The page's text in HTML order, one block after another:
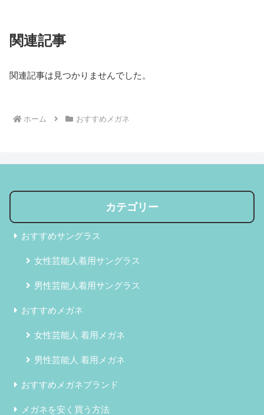
関連記事
関連記事は見つかりませんでした。
ホーム おすすめメガネ
カテゴリー
おすすめサングラス
女性芸能人着用サングラス
男性芸能人着用サングラス
おすすめメガネ
女性芸能人 着用メガネ
男性芸能人 着用メガネ
おすすめメガネブランド
メガネを安く買う方法